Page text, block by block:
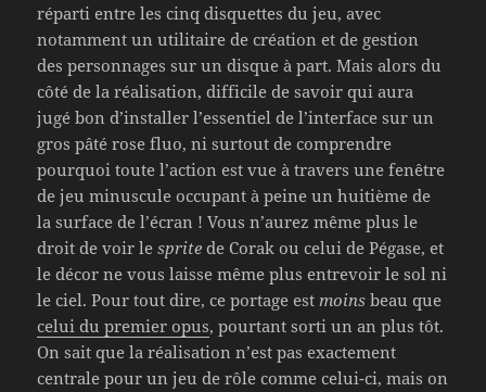
réparti entre les cinq disquettes du jeu, avec
notamment un utilitaire de création et de gestion
des personnages sur un disque à part. Mais alors du
côté de la réalisation, difficile de savoir qui aura
jugé bon d’installer l’essentiel de l’interface sur un
gros pâté rose fluo, ni surtout de comprendre
pourquoi toute l’action est vue à travers une fenêtre
de jeu minuscule occupant à peine un huitième de
la surface de l’écran ! Vous n’aurez même plus le
droit de voir lesprite de Corak ou celui de Pégase, et
le décor ne vous laisse même plus entrevoir le sol ni
le ciel. Pour tout dire, ce portage estmoins beau que
celui du premier opus, pourtant sorti un an plus tôt.
On sait que la réalisation n’est pas exactement
centrale pour un jeu de rôle comme celui-ci, mais on